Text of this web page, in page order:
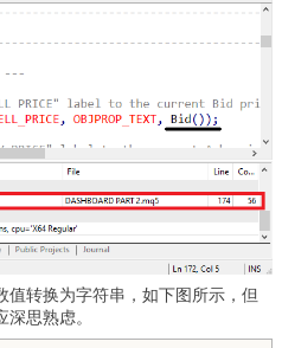
值转换为字符串，如下图所示，但
思熟虑。